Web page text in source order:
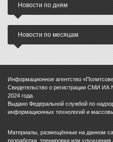
Новости по дням
Новости по месяцам
Информационное агентство
Свидетельство о регистрации СМИ
2024 года.
Выдано Федеральной службой по
информационных технологий и
Материалы, размещённые на данном
разработки, тренировки или